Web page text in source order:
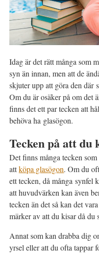
Idag är det rätt många som
syn än innan, men att de
skjuter upp att göra den där
Om du är osäker på om det
finns det ett par tecken att
behöva ha glasögon.
Tecken på att du
Det finns många tecken som
attköpa glasögon. Om du
ett tecken, då många synfel
att huvudvärken kan även
tecken än det så kan det
märker av att du kisar då du
Annat som kan drabba dig
yrsel eller att du ofta tappar